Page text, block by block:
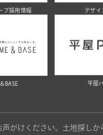
プ採用情報 デザイ
BASE 平屋
がけください。土地探し